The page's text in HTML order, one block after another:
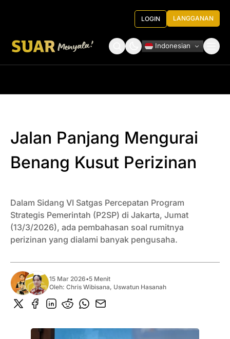
LOGIN LANGGANAN
Indonesian
Jalan Panjang Mengurai
Benang Kusut Perizinan
Dalam Sidang VI Satgas Percepatan Program
Strategis Pemerintah (P2SP) di Jakarta, Jumat
(13/3/2026), ada pembahasan soal rumitnya
perizinan yang dialami banyak pengusaha.
15 Mar 2026•5 Menit
Oleh: Chris Wibisana, Uswatun Hasanah